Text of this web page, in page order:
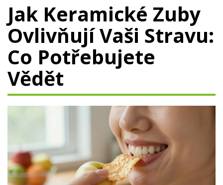
Jak Keramické Zuby
Ovlivňují Vaši Stravu:
Co Potřebujete
Vědět